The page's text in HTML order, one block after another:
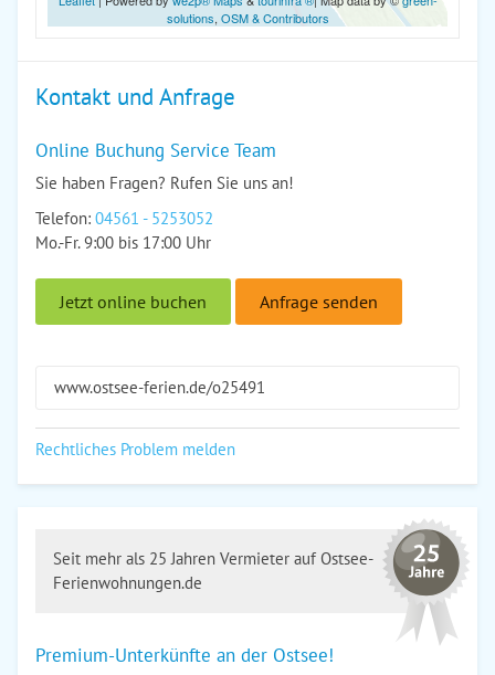
solutions, OSM & Contributors
Kontakt und Anfrage
Online Buchung Service Team
Sie haben Fragen? Rufen Sie uns an!
Telefon: 04561 - 5253052
Mo.-Fr. 9:00 bis 17:00 Uhr
Jetzt online buchen Anfrage senden
www.ostsee-ferien.de/o25491
Rechtliches Problem melden
Seit mehr als 25 Jahren Vermieter auf Ostsee-
Ferienwohnungen.de
Premium-Unterkünfte an der Ostsee!